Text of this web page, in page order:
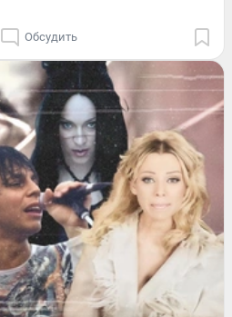
Обсудить